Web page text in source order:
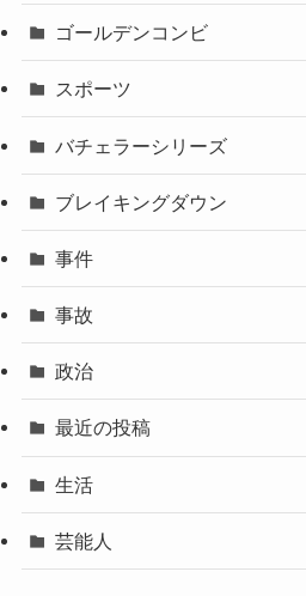
ゴールデンコンビ
スポーツ
バチェラーシリーズ
ブレイキングダウン
事件
事故
政治
最近の投稿
生活
芸能人